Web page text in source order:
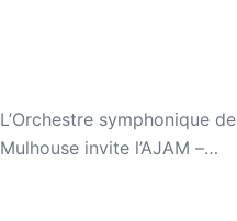
L’Orchestre symphonique de
Mulhouse invite l’AJAM –